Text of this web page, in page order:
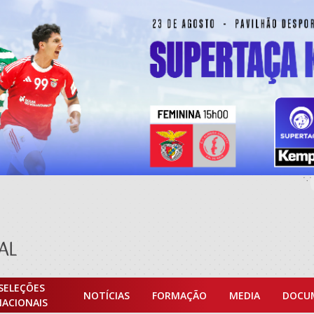
NOTÍCIAS FORMAÇÃO MEDIA